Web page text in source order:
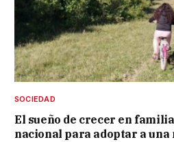
SOCIEDAD
El sueño de crecer en
nacional para adoptar a